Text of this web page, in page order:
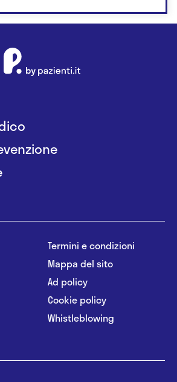
Termini e condizioni
Mappa del sito
Ad policy
Cookie policy
Whistleblowing